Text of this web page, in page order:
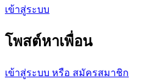
เข้าสู่ระบบ
โพสต์หาเพื่อน
เข้าสู่ระบบ หรือ สมัครสมาชิก